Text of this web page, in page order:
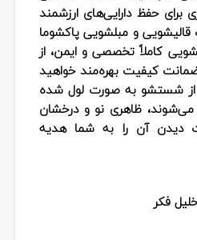
برای حفظ دارایی‌های ارزشمند
و مبلشویی پاکشوما
کاملاً تخصصی و ایمن، از
کیفیت بهره‌مند خواهید
شستشو به‌ صورت لول شده
می‌شوند، ظاهری نو و درخشان
دیدن آن را به شما هدیه
فکر